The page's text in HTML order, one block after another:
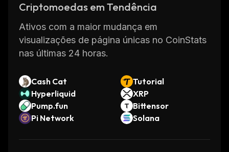
Criptomoedas em Tendência
Ativos com a maior mudança em
visualizações de página únicas no CoinStats
nas últimas 24 horas.
Cash Cat
Tutorial
Hyperliquid
XRP
Pump.fun
Bittensor
Pi Network
Solana